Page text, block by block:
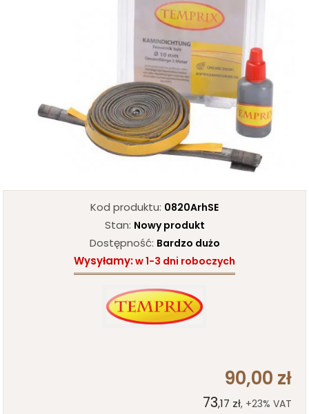
Kod produktu: 0820ArhSE
Stan: Nowy produkt
Dostępność: Bardzo dużo
Wysyłamy:w1-3 dni roboczych
90,00 zł
73,17 zł, +23% VAT